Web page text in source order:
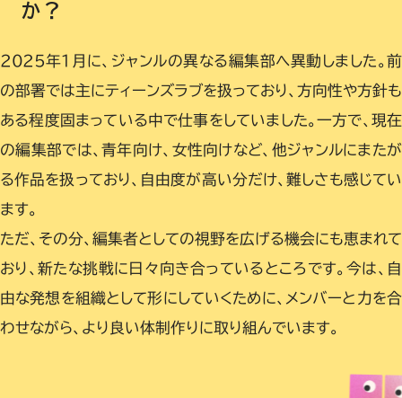
か？
2025年1月に、ジャンルの異なる編集部へ異動しました。前
の部署では主にティーンズラブを扱っており、方向性や方針も
ある程度固まっている中で仕事をしていました。一方で、現在
の編集部では、青年向け、女性向けなど、他ジャンルにまたが
る作品を扱っており、自由度が高い分だけ、難しさも感じてい
ます。
ただ、その分、編集者としての視野を広げる機会にも恵まれて
おり、新たな挑戦に日々向き合っているところです。今は、自
由な発想を組織として形にしていくために、メンバーと力を合
わせながら、より良い体制作りに取り組んでいます。